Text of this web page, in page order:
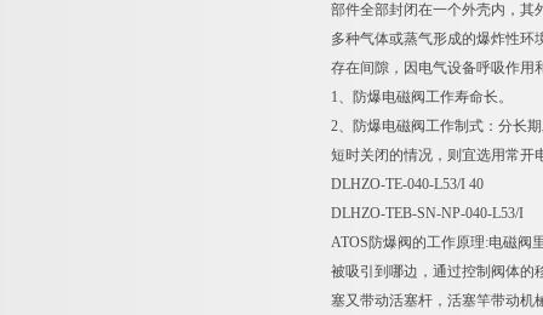
部件全部封闭在一个外壳内，其
多种气体或蒸气形成的爆炸性环
存在间隙，因电气设备呼吸作用
1、防爆电磁阀工作寿命长。
2、防爆电磁阀工作制式：分长
短时关闭的情况，则宜选用常开
DLHZO-TE-040-L53/I 40
DLHZO-TEB-SN-NP-040-L53/I
ATOS防爆阀的工作原理:电磁阀
被吸引到哪边，通过控制阀体的
塞又带动活塞杆，活塞竿带动机